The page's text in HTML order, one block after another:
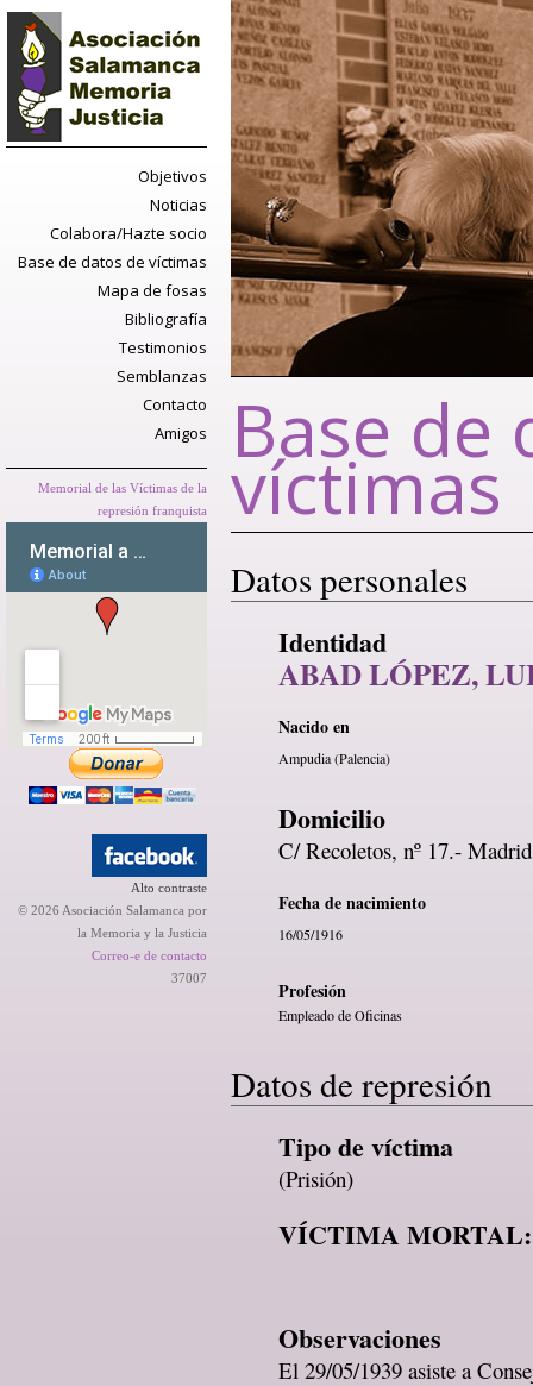
Objetivos
Noticias
Colabora/Hazte socio
Base de datos de víctimas
Mapa de fosas
Bibliografía
Testimonios
Semblanzas
Contacto
Amigos
Memorial de las Víctimas de la
represión franquista
Alto contraste
© 2026 Asociación Salamanca por
la Memoria y la Justicia
Correo-e de contacto
37007
Base de
víctimas
Datos personales
Identidad
ABAD LÓPEZ,
Nacido en
Ampudia (Palencia)
Domicilio
C/ Recoletos, nº 17.- Madrid
Fecha de nacimiento
16/05/1916
Profesión
Empleado de Oficinas
Datos de represión
Tipo de víctima
(Prisión)
VÍCTIMA MORTAL:
Observaciones
El 29/05/1939 asiste a